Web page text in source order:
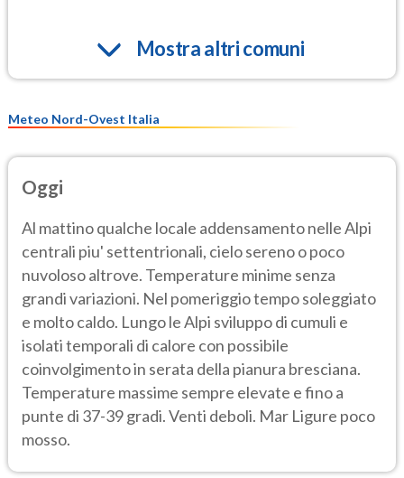
Mostra altri comuni
Meteo Nord-Ovest Italia
Oggi
Al mattino qualche locale addensamento nelle Alpi
centrali piu' settentrionali, cielo sereno o poco
nuvoloso altrove. Temperature minime senza
grandi variazioni. Nel pomeriggio tempo soleggiato
e molto caldo. Lungo le Alpi sviluppo di cumuli e
isolati temporali di calore con possibile
coinvolgimento in serata della pianura bresciana.
Temperature massime sempre elevate e fino a
punte di 37-39 gradi. Venti deboli. Mar Ligure poco
mosso.